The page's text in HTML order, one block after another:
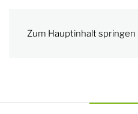
Zum Hauptinhalt springen